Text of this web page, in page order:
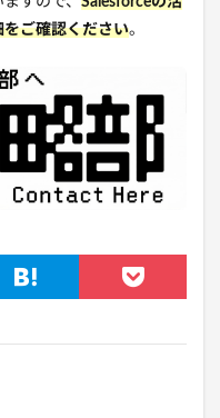
ご確認ください。